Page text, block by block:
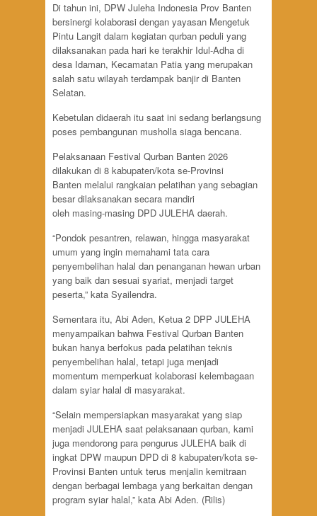
Di tahun ini, DPW Juleha Indonesia Prov Banten
bersinergi kolaborasi dengan yayasan Mengetuk
Pintu Langit dalam kegiatan qurban peduli yang
dilaksanakan pada hari ke terakhir Idul-Adha di
desa Idaman, Kecamatan Patia yang merupakan
salah satu wilayah terdampak banjir di Banten
Selatan.
Kebetulan didaerah itu saat ini sedang berlangsung
poses pembangunan musholla siaga bencana.
Pelaksanaan Festival Qurban Banten 2026
dilakukan di 8 kabupaten/kota se-Provinsi
Banten melalui rangkaian pelatihan yang sebagian
besar dilaksanakan secara mandiri
oleh masing-masing DPD JULEHA daerah.
“Pondok pesantren, relawan, hingga masyarakat
umum yang ingin memahami tata cara
penyembelihan halal dan penanganan hewan urban
yang baik dan sesuai syariat, menjadi target
peserta,” kata Syailendra.
Sementara itu, Abi Aden, Ketua 2 DPP JULEHA
menyampaikan bahwa Festival Qurban Banten
bukan hanya berfokus pada pelatihan teknis
penyembelihan halal, tetapi juga menjadi
momentum memperkuat kolaborasi kelembagaan
dalam syiar halal di masyarakat.
“Selain mempersiapkan masyarakat yang siap
menjadi JULEHA saat pelaksanaan qurban, kami
juga mendorong para pengurus JULEHA baik di
ingkat DPW maupun DPD di 8 kabupaten/kota se-
Provinsi Banten untuk terus menjalin kemitraan
dengan berbagai lembaga yang berkaitan dengan
program syiar halal,” kata Abi Aden. (Rilis)